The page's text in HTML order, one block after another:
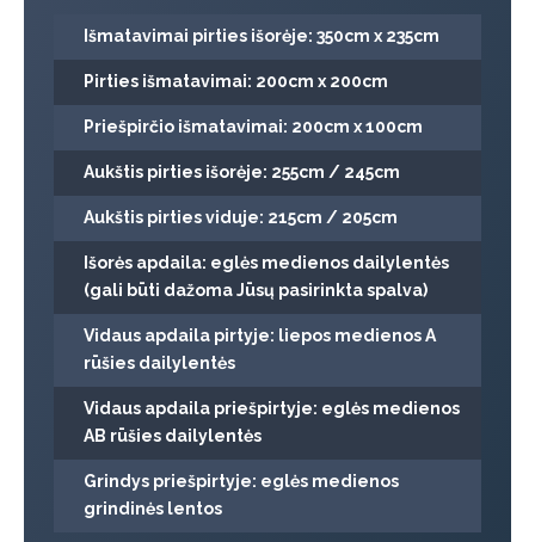
Išmatavimai pirties išorėje: 350cm x 235cm
Pirties išmatavimai: 200cm x 200cm
Priešpirčio išmatavimai: 200cm x 100cm
Aukštis pirties išorėje: 255cm / 245cm
Aukštis pirties viduje: 215cm / 205cm
Išorės apdaila: eglės medienos dailylentės
(gali būti dažoma Jūsų pasirinkta spalva)
Vidaus apdaila pirtyje: liepos medienos A
rūšies dailylentės
Vidaus apdaila priešpirtyje: eglės medienos
AB rūšies dailylentės
Grindys priešpirtyje: eglės medienos
grindinės lentos